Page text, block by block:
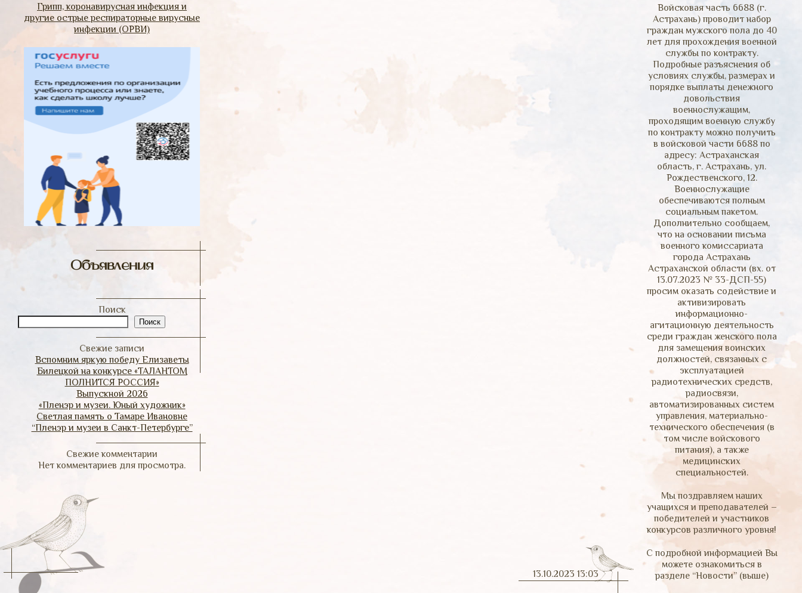
Грипп, коронавирусная инфекция и
другие острые респираторные вирусные
инфекции (ОРВИ)
Объявления
Поиск
Поиск
Свежие записи
Вспомним яркую победу Елизаветы
Билецкой на конкурсе «ТАЛАНТОМ
ПОЛНИТСЯ РОССИЯ»
Выпускной 2026
«Пленэр и музеи. Юный художник»
Светлая память о Тамаре Ивановне
“Пленэр и музеи в Санкт-Петербурге”
Свежие комментарии
Нет комментариев для просмотра.
13.10.2023 13:03
Войсковая часть 6688 (г.
Астрахань) проводит набор
граждан мужского пола до 40
лет для прохождения военной
службы по контракту.
Подробные разъяснения об
условиях службы, размерах и
порядке выплаты денежного
довольствия
военнослужащим,
проходящим военную службу
по контракту можно получить
в войсковой части 6688 по
адресу: Астраханская
область, г. Астрахань, ул.
Рождественского, 12.
Военнослужащие
обеспечиваются полным
социальным пакетом.
Дополнительно сообщаем,
что на основании письма
военного комиссариата
города Астрахань
Астраханской области (вх. от
13.07.2023 № 33-ДСП-55)
просим оказать содействие и
активизировать
информационно-
агитационную деятельность
среди граждан женского пола
для замещения воинских
должностей, связанных с
эксплуатацией
радиотехнических средств,
радиосвязи,
автоматизированных систем
управления, материально-
технического обеспечения (в
том числе войскового
питания), а также
медицинских
специальностей.
Мы поздравляем наших
учащихся и преподавателей –
победителей и участников
конкурсов различного уровня!
С подробной информацией Вы
можете ознакомиться в
разделе “Новости” (выше)